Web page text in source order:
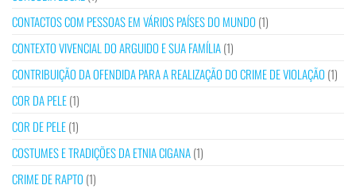
CONTACTOS COM PESSOAS EM VÁRIOS PAÍSES DO MUNDO (1)
CONTEXTO VIVENCIAL DO ARGUIDO E SUA FAMÍLIA(1)
CONTRIBUIÇÃO DA OFENDIDA PARA A REALIZAÇÃO DO CRIME DE VIOLAÇÃO (1)
COR DA PELE(1)
COR DE PELE(1)
COSTUMES E TRADIÇÕES DA ETNIA CIGANA(1)
CRIME DE RAPTO (1)